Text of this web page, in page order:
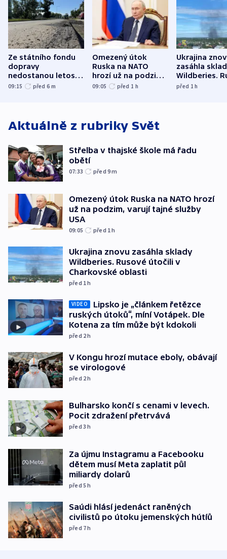
Ze státního fondu
dopravy
nedostanou letos
kraje na silnice ani
09:15 před 6 m
Omezený útok
Ruska na NATO
hrozí už na podzim,
varují tajné služby
09:05 před 1 h
Ukrajina
zasáhla
Wildberies.
útočili v
před 1h
Aktuálně z rubriky Svět
Střelba v thajské škole má řadu
obětí
07:33 před 9m
Omezený útok Ruska na NATO hrozí
už na podzim, varují tajné služby
USA
09:05 před 1h
Ukrajina znovu zasáhla sklady
Wildberies. Rusové útočili v
Charkovské oblasti
před 1h
VIDEO
Lipsko je „článkem řetězce
ruských útoků“, míní Votápek. Dle
Kotena za tím může být kdokoli
před 2h
V Kongu hrozí mutace eboly, obávají
se virologové
před 2h
Bulharsko končí s cenami v levech.
Pocit zdražení přetrvává
před 3h
Za újmu Instagramu a Facebooku
dětem musí Meta zaplatit půl
miliardy dolarů
před 5h
Saúdi hlásí jedenáct raněných
civilistů po útoku jemenských hútíů
před 7h